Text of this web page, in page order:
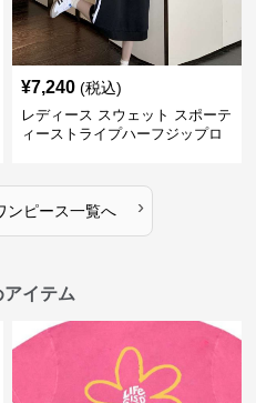
¥7,240 (税込)
レディース スウェット スポーテ
ィーストライプハーフジップロ
ンピース一覧へ ›
イテム